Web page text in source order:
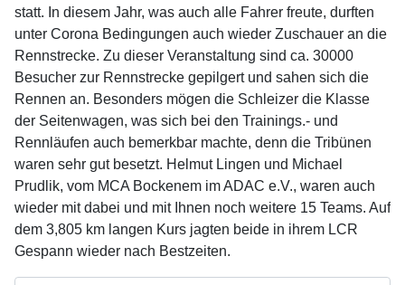
statt. In diesem Jahr, was auch alle Fahrer freute, durften
unter Corona Bedingungen auch wieder Zuschauer an die
Rennstrecke. Zu dieser Veranstaltung sind ca. 30000
Besucher zur Rennstrecke gepilgert und sahen sich die
Rennen an. Besonders mögen die Schleizer die Klasse
der Seitenwagen, was sich bei den Trainings.- und
Rennläufen auch bemerkbar machte, denn die Tribünen
waren sehr gut besetzt. Helmut Lingen und Michael
Prudlik, vom MCA Bockenem im ADAC e.V., waren auch
wieder mit dabei und mit Ihnen noch weitere 15 Teams. Auf
dem 3,805 km langen Kurs jagten beide in ihrem LCR
Gespann wieder nach Bestzeiten.